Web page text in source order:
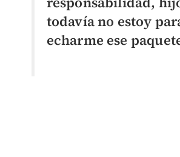
todavía no estoy
echarme ese